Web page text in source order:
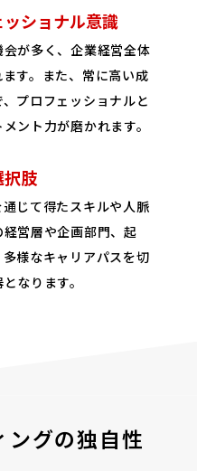
ショナル意識
が多く、企業経営全体
す。また、常に高い成
プロフェッショナルと
ント力が磨かれます。
択肢
じて得たスキルや人脈
営層や企画部門、起
様なキャリアパスを切
なります。
ングの独自性